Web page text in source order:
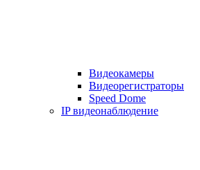
Видеокамеры
Видеорегистраторы
Speed Dome
IP видеонаблюдение